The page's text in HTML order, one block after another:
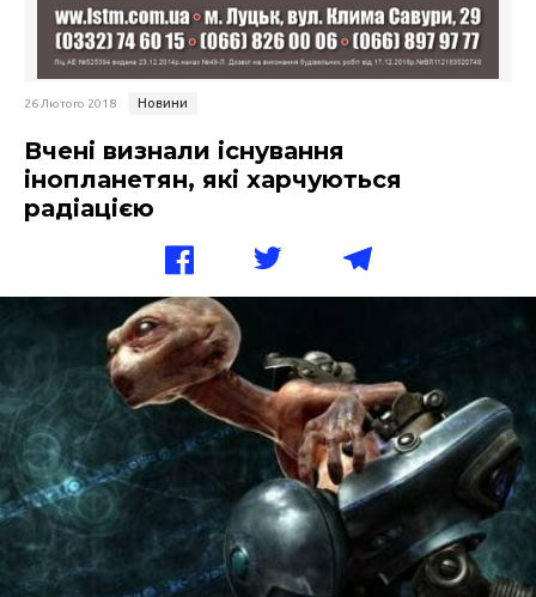
26 Лютого 2018 Новини
Вчені визнали існування
інопланетян, які харчуються
радіацією